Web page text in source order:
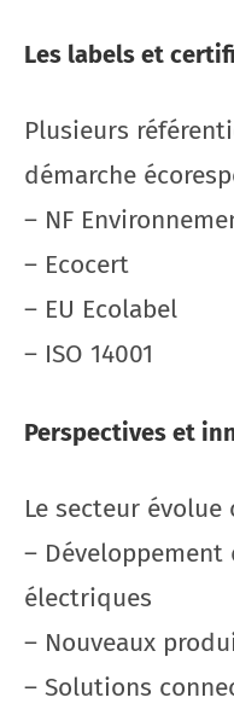
Les labels et
Plusieurs
démarche
– NF
– Ecocert
– EU Ecolabel
– ISO 14001
Perspectives et
Le secteur
– Développement
électriques
– Nouveaux
– Solutions